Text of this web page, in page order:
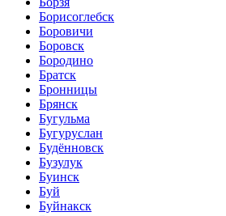
Борисоглебск
Боровичи
Боровск
Бородино
Братск
Бронницы
Брянск
Бугульма
Бугуруслан
Будённовск
Бузулук
Буинск
Буй
Буйнакск